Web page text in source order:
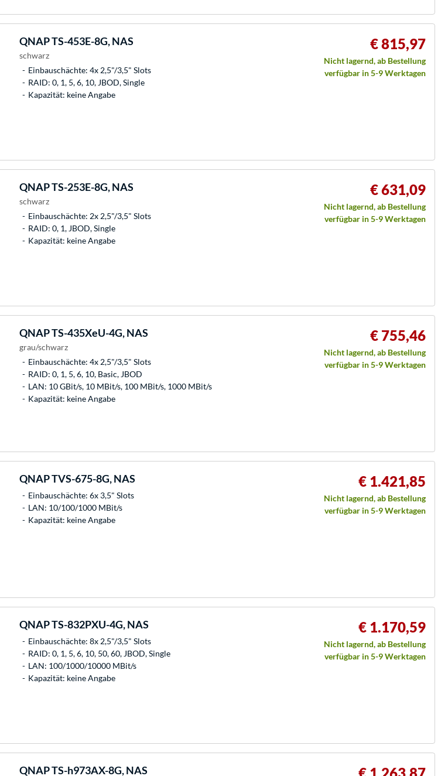
QNAPTS-453E-8G, NAS
schwarz
Einbauschächte: 4x 2,5"/3,5" Slots
RAID: 0, 1, 5, 6, 10, JBOD, Single
Kapazität: keine Angabe
€ 815,97
Nicht lagernd, ab Bestellung
verfügbar in 5-9 Werktagen
QNAPTS-253E-8G, NAS
schwarz
Einbauschächte: 2x 2,5"/3,5" Slots
RAID: 0, 1, JBOD, Single
Kapazität: keine Angabe
€ 631,09
Nicht lagernd, ab Bestellung
verfügbar in 5-9 Werktagen
QNAPTS-435XeU-4G, NAS
grau/schwarz
Einbauschächte: 4x 2,5"/3,5" Slots
RAID: 0, 1, 5, 6, 10, Basic, JBOD
LAN: 10 GBit/s, 10 MBit/s, 100 MBit/s, 1000 MBit/s
Kapazität: keine Angabe
€ 755,46
Nicht lagernd, ab Bestellung
verfügbar in 5-9 Werktagen
QNAPTVS-675-8G, NAS
Einbauschächte: 6x 3,5" Slots
LAN: 10/100/1000 MBit/s
Kapazität: keine Angabe
€ 1.421,85
Nicht lagernd, ab Bestellung
verfügbar in 5-9 Werktagen
QNAPTS-832PXU-4G, NAS
Einbauschächte: 8x 2,5"/3,5" Slots
RAID: 0, 1, 5, 6, 10, 50, 60, JBOD, Single
LAN: 100/1000/10000 MBit/s
Kapazität: keine Angabe
€ 1.170,59
Nicht lagernd, ab Bestellung
verfügbar in 5-9 Werktagen
QNAPTS-h973AX-8G, NAS